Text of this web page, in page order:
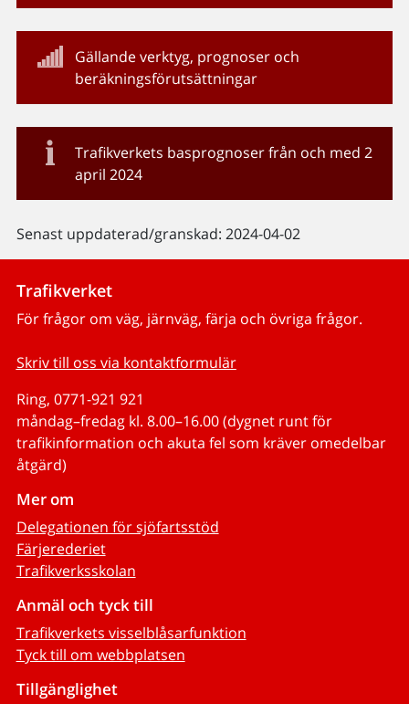
Gällande verktyg, prognoser och
beräkningsförutsättningar
Trafikverkets basprognoser från och med 2
april 2024
Senast uppdaterad/granskad: 2024-04-02
Trafikverket
För frågor om väg, järnväg, färja och övriga frågor.
Skriv till oss via kontaktformulär
Ring, 0771-921 921
måndag–fredag kl. 8.00–16.00 (dygnet runt för
trafikinformation och akuta fel som kräver omedelbar
åtgärd)
Mer om
Delegationen för sjöfartsstöd
Färjerederiet
Trafikverksskolan
Anmäl och tyck till
Trafikverkets visselblåsarfunktion
Tyck till om webbplatsen
Tillgänglighet